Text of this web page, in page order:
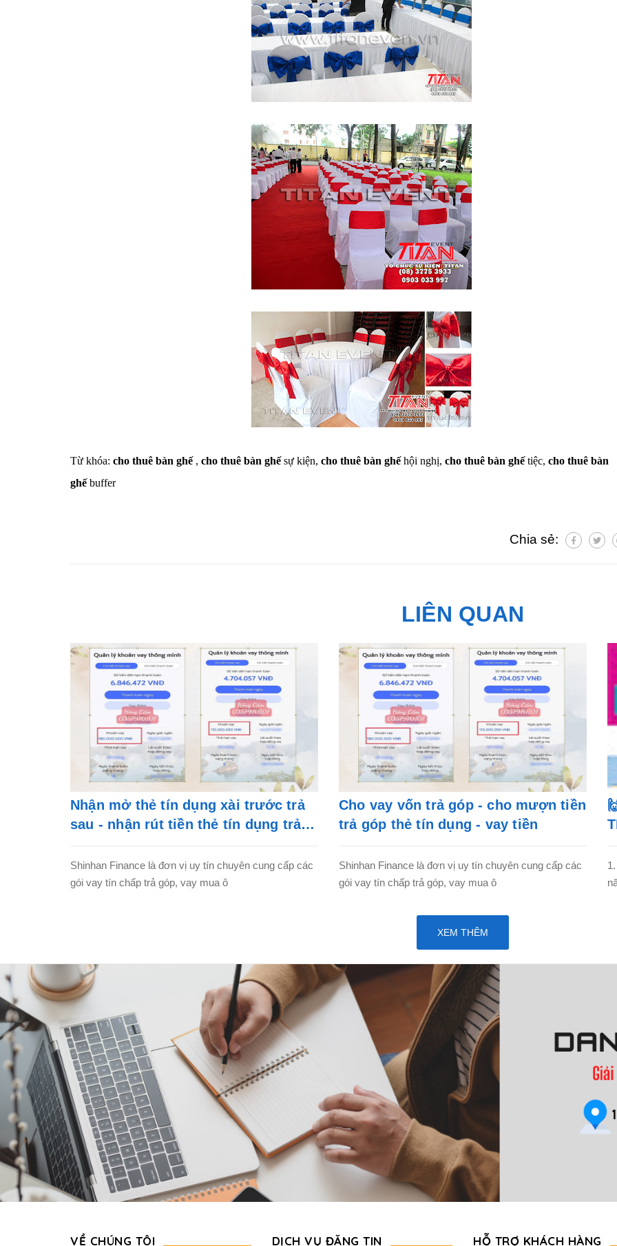
Từ khóa: cho thuê bàn ghế, cho thuê bàn ghếsự kiện, cho thuê bàn ghếhội nghị, cho thuê bàn ghếtiệc, cho thuê bàn
ghếbuffer
Chia sẻ:
LIÊN QUAN
Nhận mở thẻ tín dụng xài trước trả
sau - nhận rút tiền thẻ tín dụng trả
Shinhan Finance là đơn vị uy tín chuyên cung cấp các
gói vay tín chấp trả góp, vay mua ô
Cho vay vốn trả góp - cho mượn tiền
trả góp thẻ tín dụng - vay tiền
Shinhan Finance là đơn vị uy tín chuyên cung cấp các
gói vay tín chấp trả góp, vay mua ô
XEM THÊM
VỀ CHÚNG TÔI DỊCH VỤ ĐĂNG TIN HỖ TRỢ KHÁCH HÀNG